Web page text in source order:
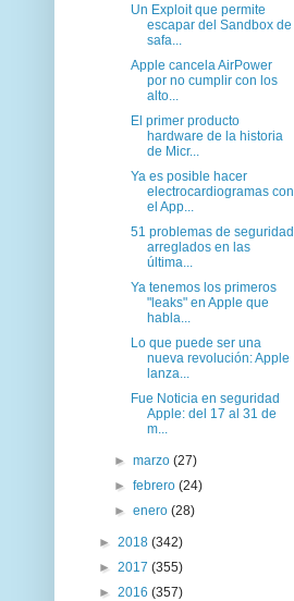
Un Exploit que permite
escapar del Sandbox de
safa...
Apple cancela AirPower
por no cumplir con los
alto...
El primer producto
hardware de la historia
de Micr...
Ya es posible hacer
electrocardiogramas con
el App...
51 problemas de seguridad
arreglados en las
última...
Ya tenemos los primeros
"leaks" en Apple que
habla...
Lo que puede ser una
nueva revolución: Apple
lanza...
Fue Noticia en seguridad
Apple: del 17 al 31 de
m...
►marzo(27)
►febrero(24)
►enero(28)
► 2018 (342)
► 2017 (355)
► 2016 (357)